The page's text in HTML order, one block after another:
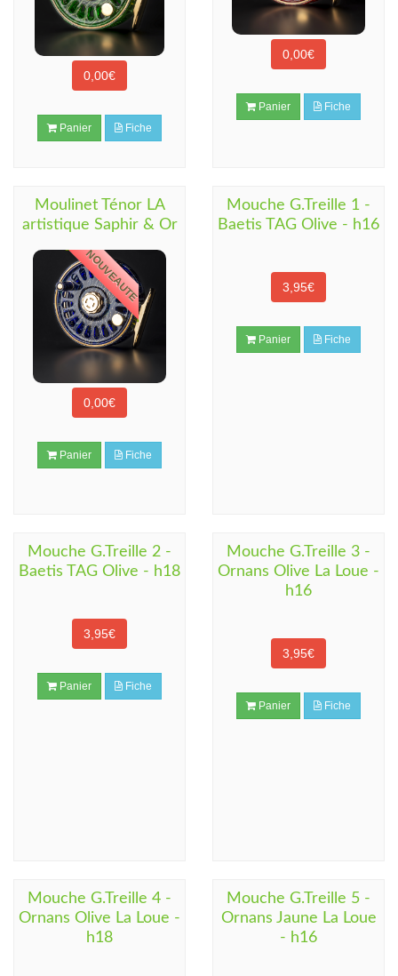
0,00€
Panier Fiche
0,00€
Panier Fiche
Moulinet Ténor LA
artistique Saphir & Or
NOUVEAUTE
0,00€
Panier Fiche
Mouche G.Treille 1 -
Baetis TAG Olive - h16
3,95€
Panier Fiche
Mouche G.Treille 2 -
Baetis TAG Olive - h18
3,95€
Panier Fiche
Mouche G.Treille 3 -
Ornans Olive La Loue -
h16
3,95€
Panier Fiche
Mouche G.Treille 4 -
Ornans Olive La Loue -
h18
Mouche G.Treille 5 -
Ornans Jaune La Loue
- h16